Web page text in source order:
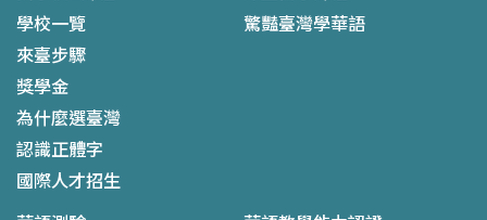
學校一覽
來臺步驟
獎學金
為什麼選臺灣
認識正體字
國際人才招生
驚豔臺灣學華語